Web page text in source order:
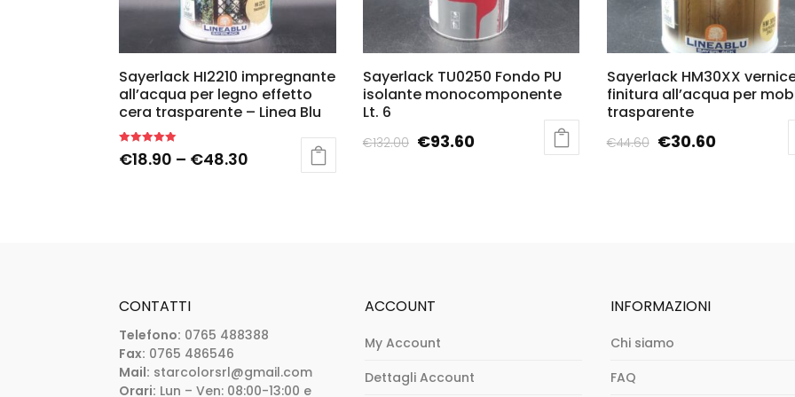
Sayerlack HI2210 impregnante
all’acqua per legno effetto
cera trasparente – Linea Blu
Rated
5.00
€18.90 – €48.30
Sayerlack TU0250 Fondo PU
isolante monocomponente
Lt. 6
€132.00 €93.60
Sayerlack HM30XX
finitura all’acqua per
trasparente
€44.60 €30.60
CONTATTI
Telefono: 0765 488388
Fax: 0765 486546
Mail: starcolorsrl@gmail.com
Orari: Lun – Ven: 08:00-13:00 e
ACCOUNT
My Account
Dettagli Account
INFORMAZIONI
Chi siamo
FAQ